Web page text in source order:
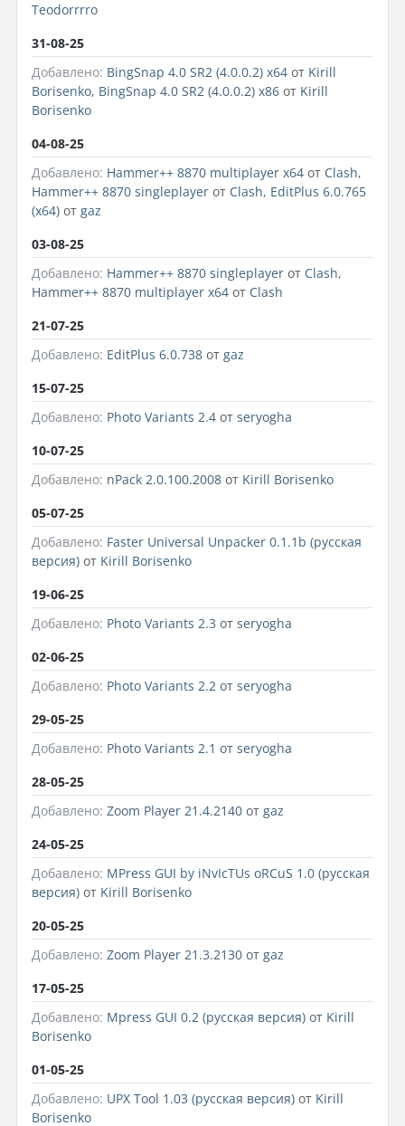
Teodorrrro
31-08-25
Добавлено: BingSnap 4.0 SR2 (4.0.0.2) x64 от Kirill
Borisenko, BingSnap 4.0 SR2 (4.0.0.2) x86 от Kirill
Borisenko
04-08-25
Добавлено: Hammer++ 8870 multiplayer x64 от Clash,
Hammer++ 8870 singleplayer от Clash, EditPlus 6.0.765
(x64) от gaz
03-08-25
Добавлено: Hammer++ 8870 singleplayer от Clash,
Hammer++ 8870 multiplayer x64 от Clash
21-07-25
Добавлено: EditPlus 6.0.738 от gaz
15-07-25
Добавлено: Photo Variants 2.4 от seryogha
10-07-25
Добавлено: nPack 2.0.100.2008 от Kirill Borisenko
05-07-25
Добавлено: Faster Universal Unpacker 0.1.1b (русская
версия) от Kirill Borisenko
19-06-25
Добавлено: Photo Variants 2.3 от seryogha
02-06-25
Добавлено: Photo Variants 2.2 от seryogha
29-05-25
Добавлено: Photo Variants 2.1 от seryogha
28-05-25
Добавлено: Zoom Player 21.4.2140 от gaz
24-05-25
Добавлено: MPress GUI by iNvIcTUs oRCuS 1.0 (русская
версия) от Kirill Borisenko
20-05-25
Добавлено: Zoom Player 21.3.2130 от gaz
17-05-25
Добавлено: Mpress GUI 0.2 (русская версия) от Kirill
Borisenko
01-05-25
Добавлено: UPX Tool 1.03 (русская версия) от Kirill
Borisenko